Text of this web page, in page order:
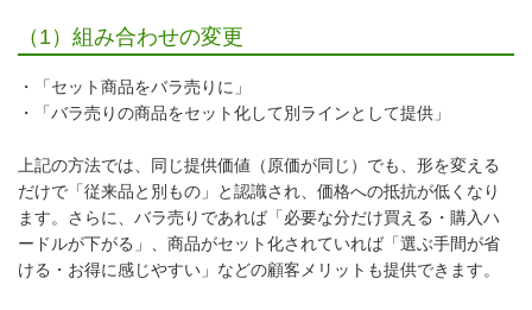
（1）組み合わせの変更
・「セット商品をバラ売りに」
・「バラ売りの商品をセット化して別ラインとして提供」
上記の方法では、同じ提供価値（原価が同じ）でも、形を変える
だけで「従来品と別もの」と認識され、価格への抵抗が低くなり
ます。さらに、バラ売りであれば「必要な分だけ買える・購入ハ
ードルが下がる」、商品がセット化されていれば「選ぶ手間が省
ける・お得に感じやすい」などの顧客メリットも提供できます。